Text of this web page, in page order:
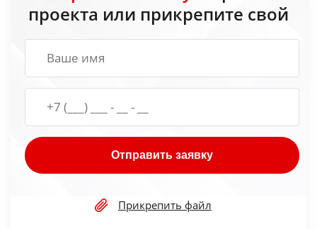
проекта или прикрепите свой
Отправить заявку
Прикрепить файл